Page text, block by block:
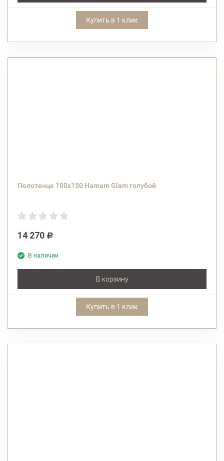
Купить в 1 клик
Полотенце 100х150 Hamam Glam голубой
14 270 Р
В наличии
В корзину
Купить в 1 клик